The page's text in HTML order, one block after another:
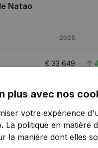
Natao
2025
€ 33 649
€62 564
plus avec nos
votre expérience
La politique en matière
la manière dont elles